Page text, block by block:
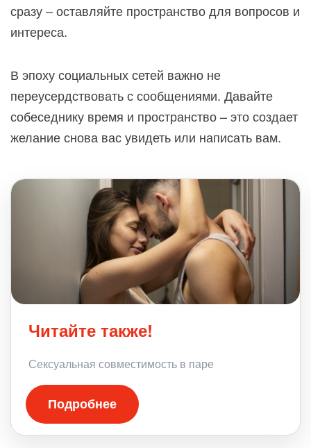
сразу – оставляйте пространство для вопросов и
интереса.
В эпоху социальных сетей важно не
переусердствовать с сообщениями. Давайте
собеседнику время и пространство – это создает
желание снова вас увидеть или написать вам.
Читайте также!
Сексуальная совместимость в паре
Подробнее